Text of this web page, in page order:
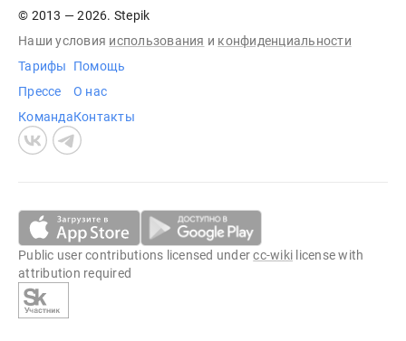
© 2013 — 2026. Stepik
Наши условия использования и конфиденциальности
Тарифы
Прессе
Команда
Помощь
О нас
Контакты
Public user contributions licensed undercc-wiki license with
attribution required